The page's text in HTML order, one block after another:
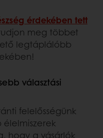
érdekében tett
meg többet
legtáplálóbb
választási
felelősségünk
hogy a vásárlók